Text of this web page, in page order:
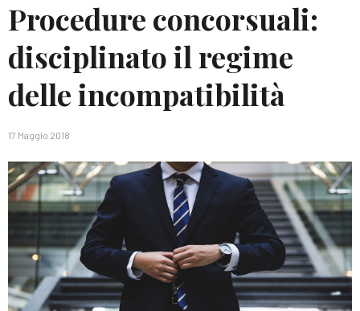
Procedure concorsuali:
disciplinato il regime
delle incompatibilità
17 Maggio 2018